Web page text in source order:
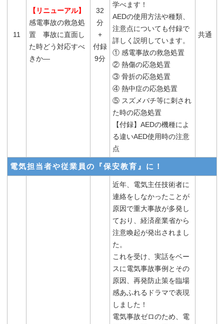
11
【リニューアル】
感電事故の救急処
置 事故に直面し
た時どう対応すべ
きか―
32
分
+
付録
9分
学べます！
AEDの使用方法や種類、
注意点についても付録で
詳しく説明しています。
① 感電事故の救急処置
② 熱傷の応急処置
③ 骨折の応急処置
④ 熱中症の応急処置
⑤ スズメバチ等に刺され
た時の応急処置
【付録】AEDの機種によ
る違いAED使用時の注意
点
共通
電気担当者や従業員の『保安教育』に！
近年、電気主任技術者に
連絡をしなかったことが
原因で重大事故が多発し
ており、経済産業省から
注意喚起が発出されまし
た。
これを受け、実話をベー
スに電気事故事例とその
原因、再発防止策を臨場
感あふれるドラマで表現
しました！
電気事故ゼロのため、電